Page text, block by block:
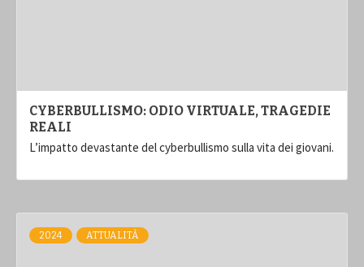
CYBERBULLISMO: ODIO VIRTUALE, TRAGEDIE
REALI
L’impatto devastante del cyberbullismo sulla vita dei giovani.
2024 ATTUALITÀ